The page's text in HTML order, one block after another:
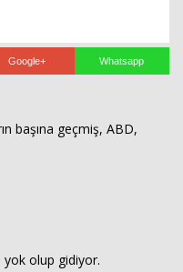
Google+ Whatsapp
başına geçmiş, ABD,
yok olup gidiyor.